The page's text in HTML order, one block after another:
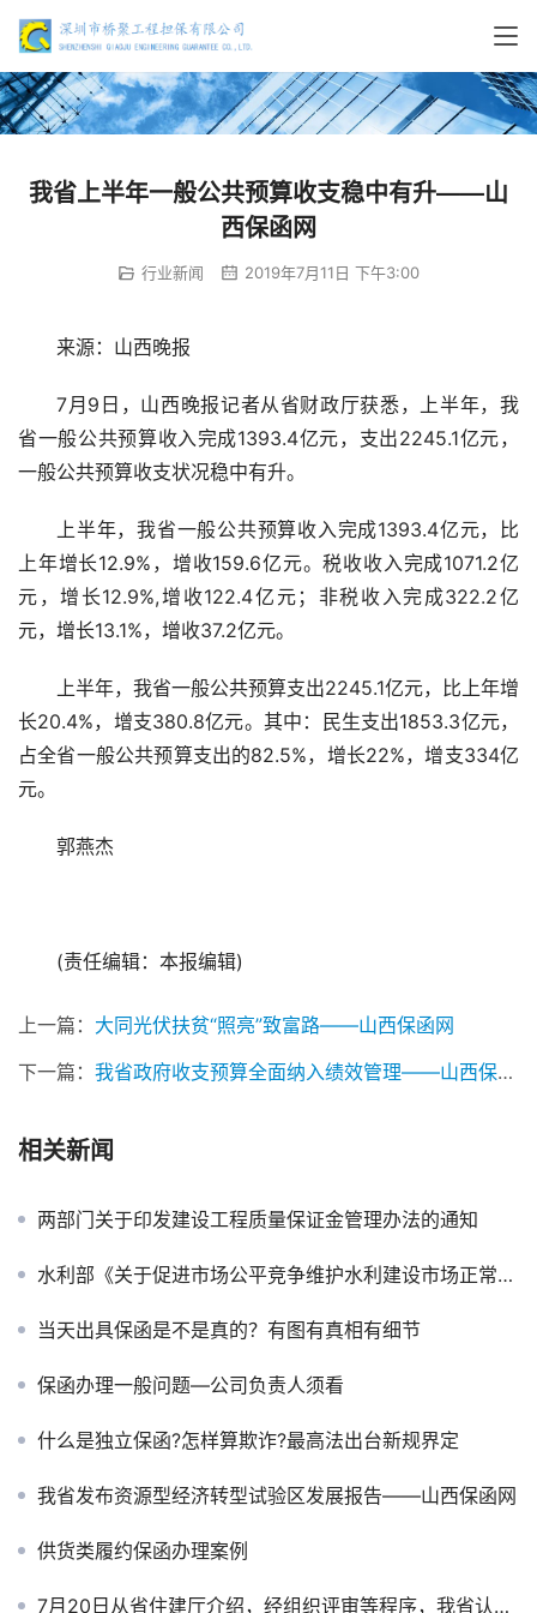
我省上半年一般公共预算收支稳中有升——山
西保函网
行业新闻 2019年7月11日 下午3:00
来源：山西晚报
7月9日，山西晚报记者从省财政厅获悉，上半年，我
省一般公共预算收入完成1393.4亿元，支出2245.1亿元，
一般公共预算收支状况稳中有升。
上半年，我省一般公共预算收入完成1393.4亿元，比
上年增长12.9%，增收159.6亿元。税收收入完成1071.2亿
元，增长12.9%,增收122.4亿元；非税收入完成322.2亿
元，增长13.1%，增收37.2亿元。
上半年，我省一般公共预算支出2245.1亿元，比上年增
长20.4%，增支380.8亿元。其中：民生支出1853.3亿元，
占全省一般公共预算支出的82.5%，增长22%，增支334亿
元。
郭燕杰
(责任编辑：本报编辑)
上一篇： 大同光伏扶贫“照亮”致富路——山西保函网
下一篇： 我省政府收支预算全面纳入绩效管理——山西保函网
相关新闻
两部门关于印发建设工程质量保证金管理办法的通知
水利部《关于促进市场公平竞争维护水利建设市场正常秩序的实施意见》
当天出具保函是不是真的？有图有真相有细节
保函办理一般问题—公司负责人须看
什么是独立保函?怎样算欺诈?最高法出台新规界定
我省发布资源型经济转型试验区发展报告——山西保函网
供货类履约保函办理案例
7月20日从省住建厅介绍，经组织评审等程序，我省认定62家骨干建企，将在资质办理、招投标、动态考核、评优评先、市场开拓及融资等方面，给予重点支持。——山西保函网